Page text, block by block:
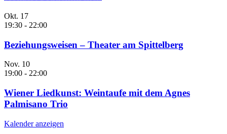
Okt. 17
19:30 - 22:00
Beziehungsweisen – Theater am Spittelberg
Nov. 10
19:00 - 22:00
Wiener Liedkunst: Weintaufe mit dem Agnes
Palmisano Trio
Kalender anzeigen